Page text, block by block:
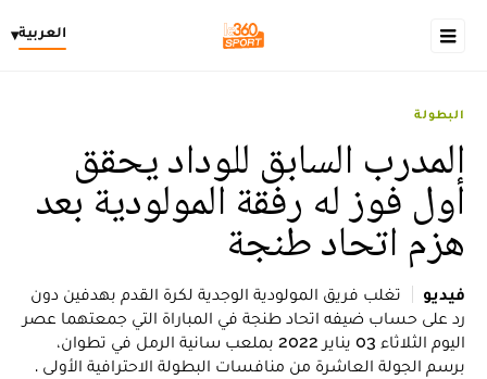
العربية▾
البطولة
المدرب السابق للوداد يحقق
أول فوز له رفقة المولودية بعد
هزم اتحاد طنجة
فيديو
تغلب فريق المولودية الوجدية لكرة القدم بهدفين دون
رد على حساب ضيفه اتحاد طنجة في المباراة التي جمعتهما عصر
اليوم الثلاثاء 03 يناير 2022 بملعب سانية الرمل في تطوان،
برسم الجولة العاشرة من منافسات البطولة الاحترافية الأولى .